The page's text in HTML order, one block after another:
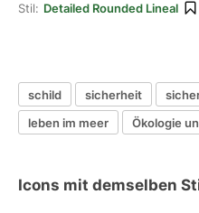
Stil: Detailed Rounded Lineal
schild sicherheit
leben im meer
Ökologie
Icons mit demselben